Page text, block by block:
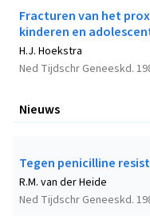
Fracturen van het
kinderen en
Ned Tijdschr Geneeskd.
H.J. Hoekstra
Nieuws
Tegen penicilline
Ned Tijdschr Geneeskd.
R.M. van der Heide